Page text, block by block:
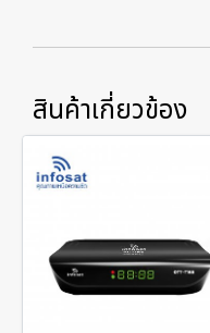
สินค้าเกี่ยวข้อง